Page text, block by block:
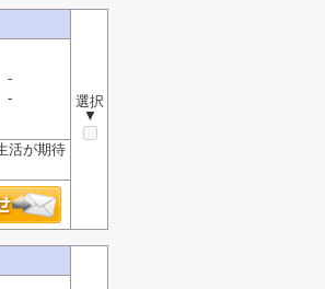
選択
▼
-
-
活が期待